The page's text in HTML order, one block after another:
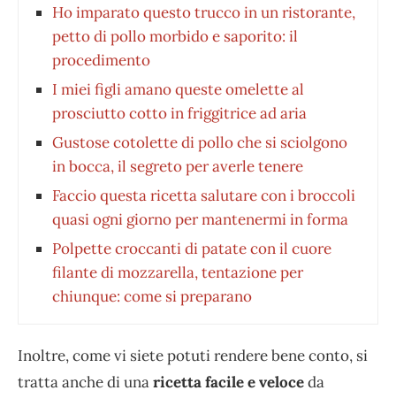
Ho imparato questo trucco in un ristorante,
petto di pollo morbido e saporito: il
procedimento
I miei figli amano queste omelette al
prosciutto cotto in friggitrice ad aria
Gustose cotolette di pollo che si sciolgono
in bocca, il segreto per averle tenere
Faccio questa ricetta salutare con i broccoli
quasi ogni giorno per mantenermi in forma
Polpette croccanti di patate con il cuore
filante di mozzarella, tentazione per
chiunque: come si preparano
Inoltre, come vi siete potuti rendere bene conto, si
tratta anche di unaricetta facile e veloceda